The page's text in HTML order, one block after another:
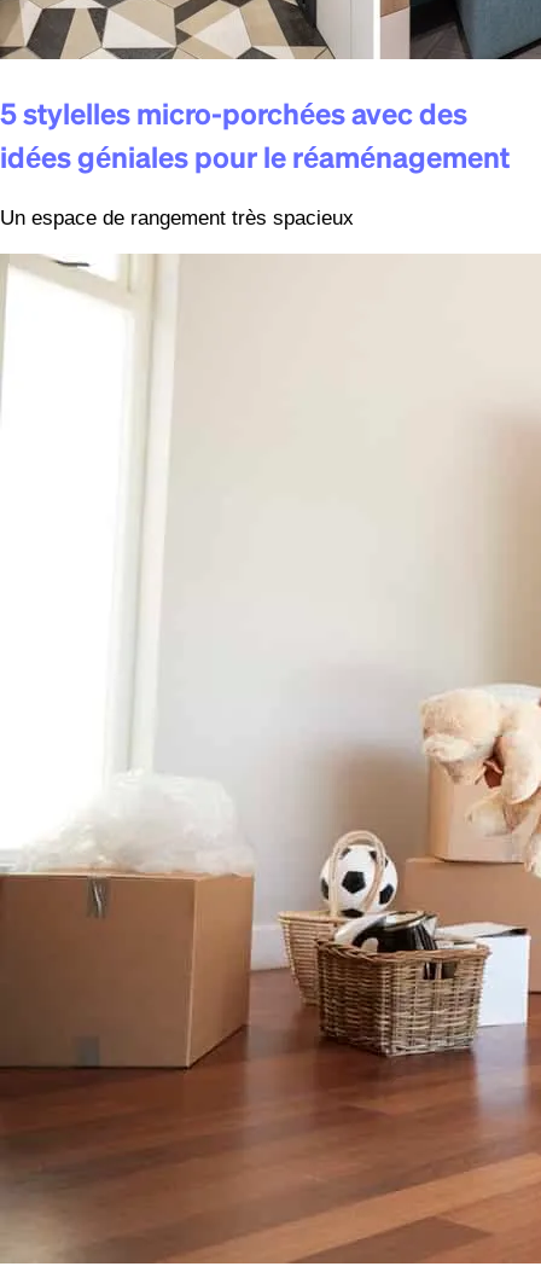
5 stylelles micro-porchées avec des
idées géniales pour le réaménagement
Un espace de rangement très spacieux